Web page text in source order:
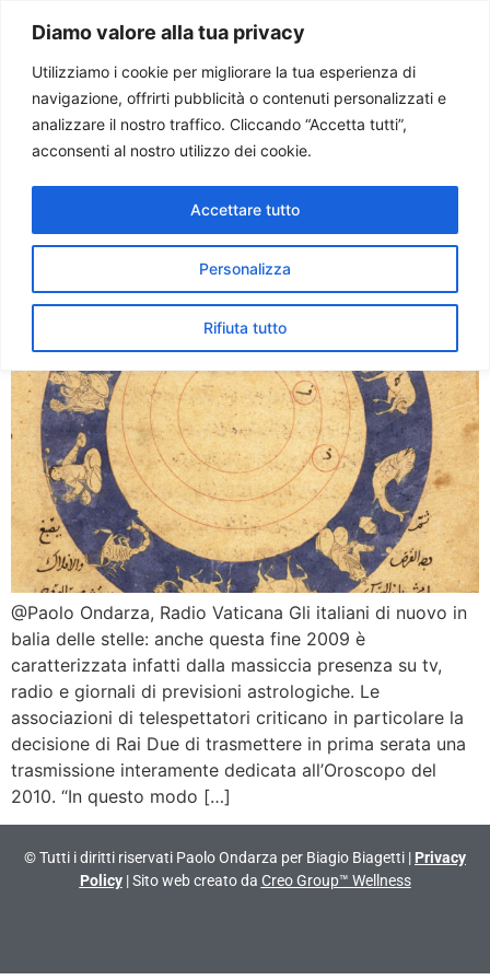
Diamo valore alla tua privacy
Utilizziamo i cookie per migliorare la tua esperienza di
navigazione, offrirti pubblicità o contenuti personalizzati e
analizzare il nostro traffico. Cliccando “Accetta tutti”,
acconsenti al nostro utilizzo dei cookie.
Personalizza
Rifiuta tutto
Accettare tutto
Paolo Ondarza
Tag:superstizione
Oroscopo: tra superstizione
e business
@Paolo Ondarza, Radio Vaticana Gli italiani di nuovo in
balia delle stelle: anche questa fine 2009 è
caratterizzata infatti dalla massiccia presenza su tv,
radio e giornali di previsioni astrologiche. Le
associazioni di telespettatori criticano in particolare la
decisione di Rai Due di trasmettere in prima serata una
trasmissione interamente dedicata all’Oroscopo del
2010. “In questo modo […]
© Tutti i diritti riservati Paolo Ondarza per Biagio Biagetti | Privacy
Policy| Sito web creato da Creo Group™ Wellness